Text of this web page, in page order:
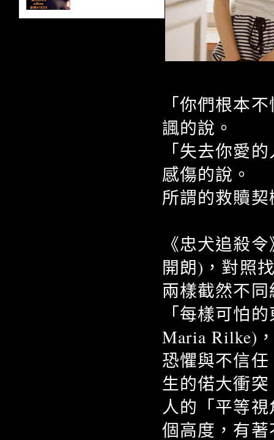
「你們根本
諷的說。
「失去你愛
感傷的說。
所謂的救贖
《忠犬追殺
開朗)，對照
兩樣截然不
「每樣可怕
Maria Rilke)
恐懼與不信
生的偌大衝
人的「平等
個高度，有